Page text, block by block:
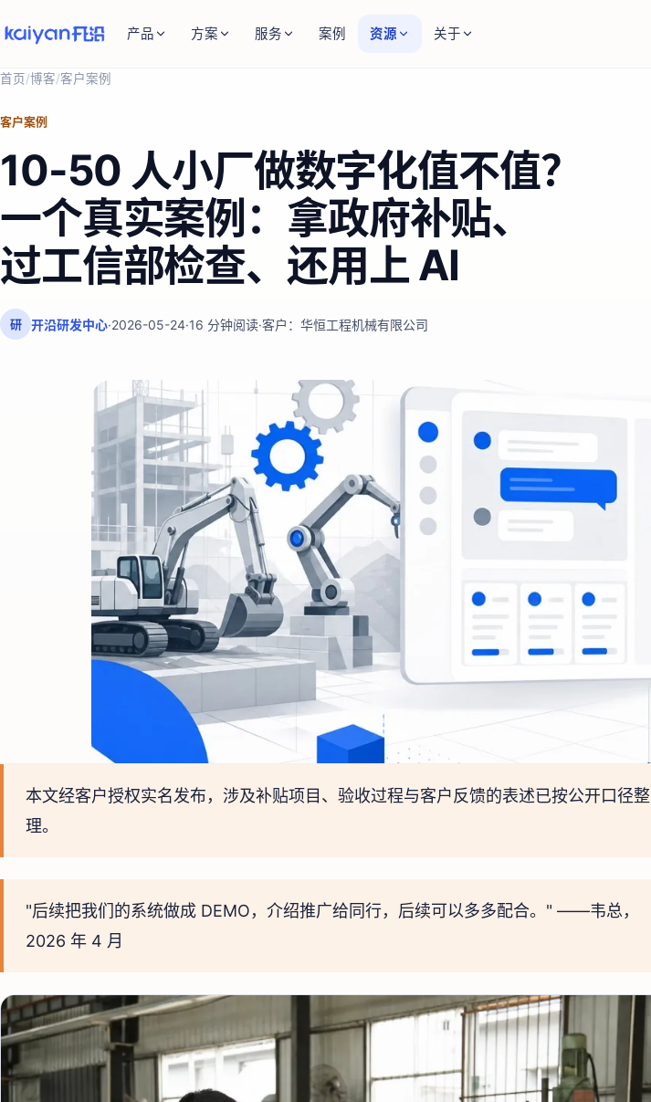
产品 方案 服务 案例 资源 关于
首页/博客/客户案例
客户案例
10-50 人小厂做数字化值不值？
一个真实案例：拿政府补贴、
过工信部检查、还用上 AI
研 开沿研发中心·2026-05-24·16 分钟阅读·客户： 华恒工程机械有限公司
本文经客户授权实名发布，涉及补贴项目、验收过程与客户反馈的表述已按公开口径整
理。
"后续把我们的系统做成 DEMO，介绍推广给同行，后续可以多多配合。" ——韦总，
2026 年 4 月